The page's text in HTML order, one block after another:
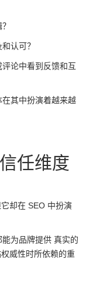
认可？
论中看到反馈和互
其中扮演着越来越
任维度
却在 SEO 中扮演
为品牌提供 真实的
威性时所依赖的重